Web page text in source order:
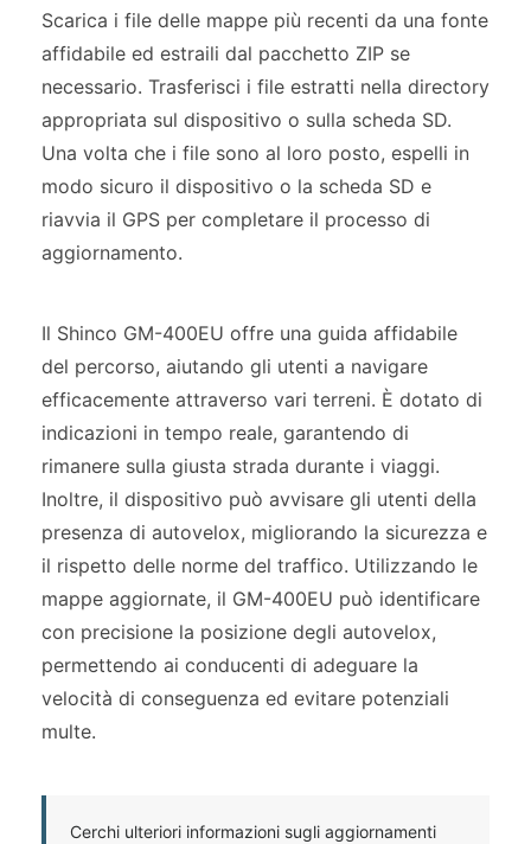
Scarica i file delle mappe più recenti da una fonte
affidabile ed estraili dal pacchetto ZIP se
necessario. Trasferisci i file estratti nella directory
appropriata sul dispositivo o sulla scheda SD.
Una volta che i file sono al loro posto, espelli in
modo sicuro il dispositivo o la scheda SD e
riavvia il GPS per completare il processo di
aggiornamento.
Il Shinco GM-400EU offre una guida affidabile
del percorso, aiutando gli utenti a navigare
efficacemente attraverso vari terreni. È dotato di
indicazioni in tempo reale, garantendo di
rimanere sulla giusta strada durante i viaggi.
Inoltre, il dispositivo può avvisare gli utenti della
presenza di autovelox, migliorando la sicurezza e
il rispetto delle norme del traffico. Utilizzando le
mappe aggiornate, il GM-400EU può identificare
con precisione la posizione degli autovelox,
permettendo ai conducenti di adeguare la
velocità di conseguenza ed evitare potenziali
multe.
Cerchi ulteriori informazioni sugli aggiornamenti